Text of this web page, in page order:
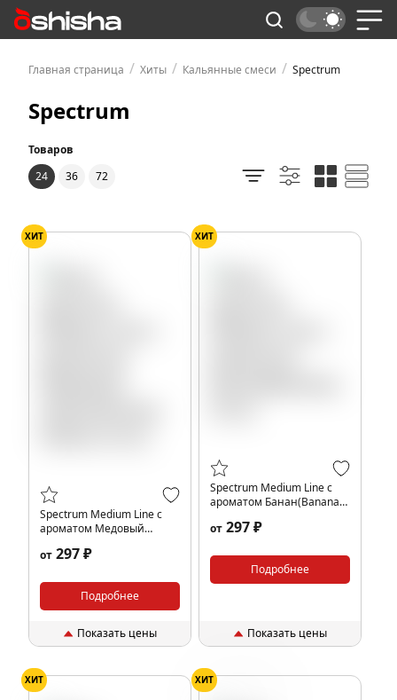
Главная страница / Хиты / Кальянные смеси / Spectrum
Spectrum
Товаров
24
36 72
ХИТ
Spectrum Medium Line с
ароматом Медовый
гр.
от 297 ₽
Подробнее
Показать цены
ХИТ
Spectrum Medium Line с
ароматом Банан(Banana),
от 297 ₽
Подробнее
Показать цены
ХИТ
ХИТ